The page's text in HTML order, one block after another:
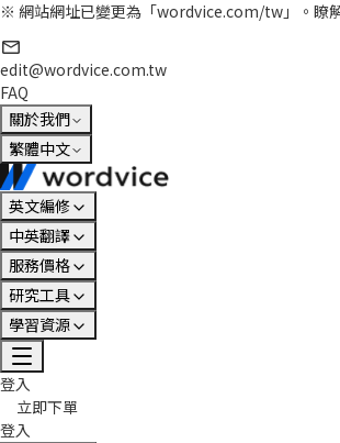
※ 網站網址已變更為「wordvice.com/tw」。 瞭
edit@wordvice.com.tw
FAQ
關於我們
繁體中文
英文編修
中英翻譯
服務價格
研究工具
學習資源
登入
立即下單
登入